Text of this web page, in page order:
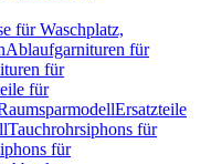
für Waschplatz,
Ablaufgarnituren für
für
für
Ersatzteile
Tauchrohrsiphons für
für